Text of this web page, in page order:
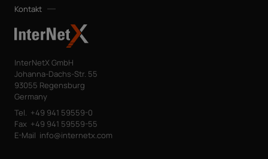
Kontakt
InterNetX GmbH
Johanna-Dachs-Str. 55
93055 Regensburg
Germany
Tel. +49 941 59559-0
Fax +49 941 59559-55
E-Mail info@internetx.com